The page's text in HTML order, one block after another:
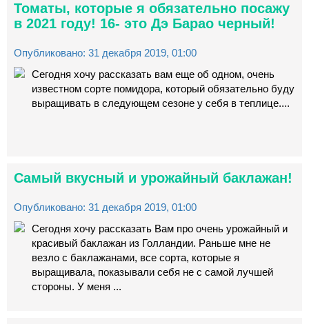
Томаты, которые я обязательно посажу
в 2021 году! 16- это Дэ Барао черный!
Опубликовано: 31 декабря 2019, 01:00
Сегодня хочу рассказать вам еще об одном, очень
известном сорте помидора, который обязательно буду
выращивать в следующем сезоне у себя в теплице....
Самый вкусный и урожайный баклажан!
Опубликовано: 31 декабря 2019, 01:00
Сегодня хочу рассказать Вам про очень урожайный и
красивый баклажан из Голландии. Раньше мне не
везло с баклажанами, все сорта, которые я
выращивала, показывали себя не с самой лучшей
стороны. У меня ...